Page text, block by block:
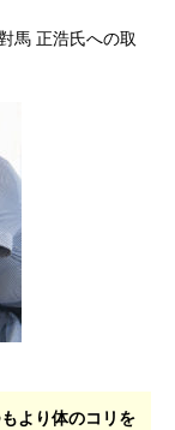
馬 正浩氏への取
より体のコリを